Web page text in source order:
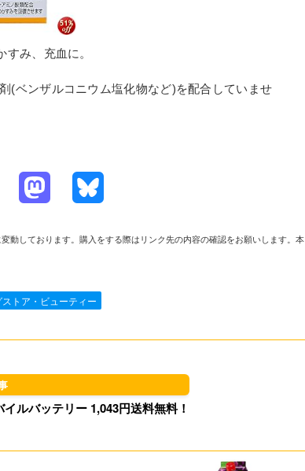
み、充血に。
(ベンザルコニウム塩化物など)を配合していませ
o
d
o
n
k
y
動しております。購入をする際はリンク先の内容の確認をお願いします。本
ストア・ビューティー
ルバッテリー 1,043円送料無料！